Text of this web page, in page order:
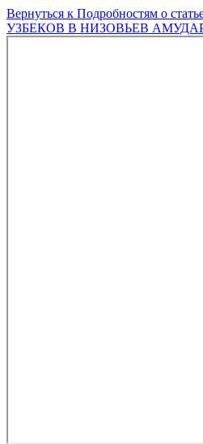
Вернуться к Подробностям о
УЗБЕКОВ В НИЗОВЬЕВ